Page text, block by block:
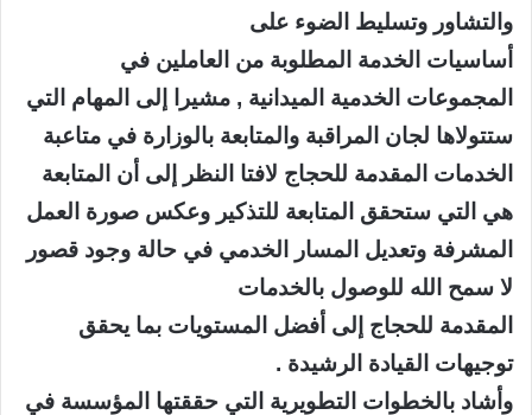
والتشاور وتسليط الضوء على
أساسيات الخدمة المطلوبة من العاملين في
المجموعات الخدمية الميدانية , مشيرا إلى المهام التي
ستتولاها لجان المراقبة والمتابعة بالوزارة في متاعبة
الخدمات المقدمة للحجاج لافتا النظر إلى أن المتابعة
هي التي ستحقق المتابعة للتذكير وعكس صورة العمل
المشرفة وتعديل المسار الخدمي في حالة وجود قصور
لا سمح الله للوصول بالخدمات
المقدمة للحجاج إلى أفضل المستويات بما يحقق
توجيهات القيادة الرشيدة .
وأشاد بالخطوات التطويرية التي حققتها المؤسسة في